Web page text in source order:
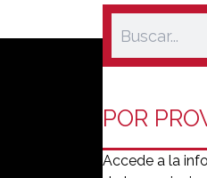
POR
Accede a la